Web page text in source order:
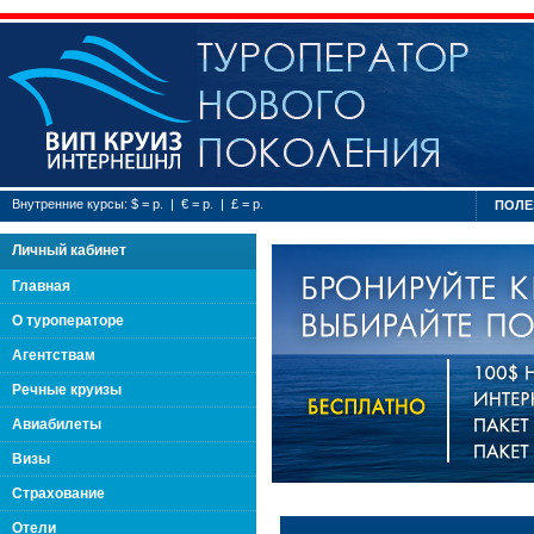
Туроператор нового
Внутренние курсы: $ = р. | € = р. | £ = р.
Личный кабинет
Главная
О туроператоре
Агентствам
Речные круизы
Авиабилеты
Визы
Страхование
Отели